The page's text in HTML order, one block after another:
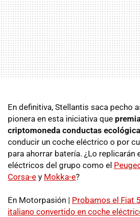
En definitiva, Stellantis saca pecho
pionera en esta iniciativa que
criptomoneda conductas
conducir un coche eléctrico o por
para ahorrar batería. ¿Lo replicarán
eléctricos del grupo como el
Corsa-e y Mokka-e?
En Motorpasión | Probamos el Fiat
italiano convertido en coche